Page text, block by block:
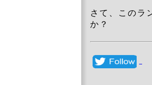
さて、この
か？